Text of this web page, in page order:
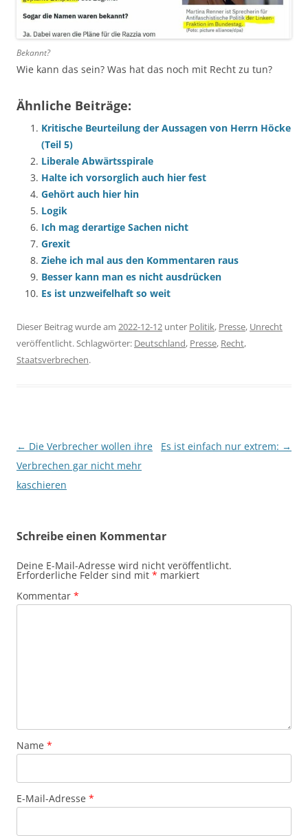
Bekannt?
Wie kann das sein? Was hat das noch mit Recht zu tun?
Ähnliche Beiträge:
Kritische Beurteilung der Aussagen von Herrn Höcke
(Teil 5)
Liberale Abwärtsspirale
Halte ich vorsorglich auch hier fest
Gehört auch hier hin
Logik
Ich mag derartige Sachen nicht
Grexit
Ziehe ich mal aus den Kommentaren raus
Besser kann man es nicht ausdrücken
Es ist unzweifelhaft so weit
Dieser Beitrag wurde am 2022-12-12 unter Politik, Presse, Unrecht
veröffentlicht. Schlagwörter: Deutschland, Presse, Recht,
Staatsverbrechen.
Beitragsnavigation
← Die Verbrecher wollen ihre
Verbrechen gar nicht mehr
kaschieren
Es ist einfach nur extrem: →
Schreibe einen Kommentar
Deine E-Mail-Adresse wird nicht veröffentlicht.
Erforderliche Felder sind mit * markiert
Kommentar *
Name *
E-Mail-Adresse *